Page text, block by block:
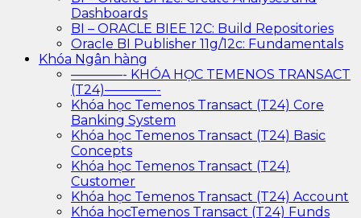
Dashboards
BI – ORACLE BIEE 12C: Build Repositories
Oracle BI Publisher 11g/12c: Fundamentals
Khóa Ngân hàng
————- KHÓA HỌC TEMENOS TRANSACT
(T24)————-
Khóa học Temenos Transact (T24) Core
Banking System
Khóa học Temenos Transact (T24) Basic
Concepts
Khóa học Temenos Transact (T24)
Customer
Khóa học Temenos Transact (T24) Account
Khóa họcTemenos Transact (T24) Funds